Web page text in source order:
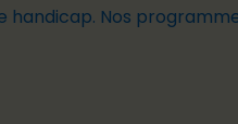
handicap. Nos